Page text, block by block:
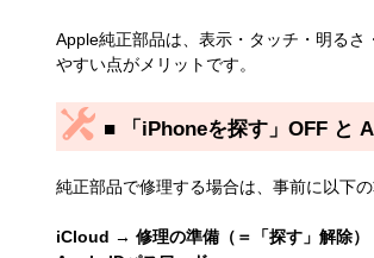
Apple純正部品は、表示・タッチ・明る
やすい点がメリットです。
■ 「iPhoneを探す」OFF と
純正部品で修理する場合は、事前に以下の
iCloud → 修理の準備（＝「探す」解除）